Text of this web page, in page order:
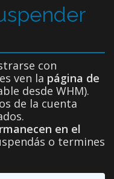
con
ven la página de
desde WHM).
de la cuenta
en el
o termines